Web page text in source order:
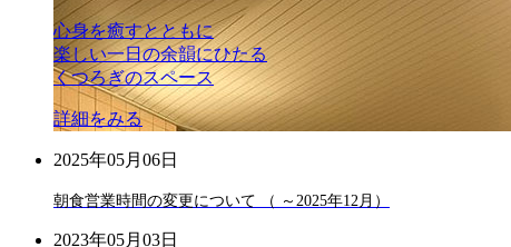
心身を癒すとともに
楽しい一日の余韻にひたる
くつろぎのスペース
詳細をみる
2025年05月06日
朝食営業時間の変更について （ ～2025年12月）
2023年05月03日